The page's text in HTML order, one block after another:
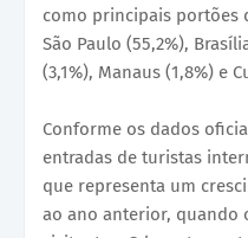
como principais portões
São Paulo (55,2%),
(3,1%), Manaus (1,8%) e
Conforme os dados
entradas de turistas
que representa um
ao ano anterior, quando